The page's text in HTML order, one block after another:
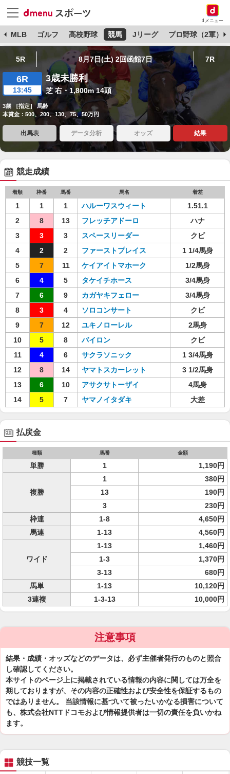
dメニュー
MLB ゴルフ 高校野球 競馬 Jリーグ プロ野球（2軍）
5R 8月7日(土) 2回函館7日 7R
6R
13:45
3歳未勝利
芝 右・1,800m 14頭
3歳 ［指定］ 馬齢
本賞金：500、200、130、75、50万円
出馬表 データ分析 オッズ 結果
競走成績
着順 枠番 馬番 馬名 着差
1 1 1 ハルーワスウィート
1.51.1
2
8 13 フレッチアドーロ
ハナ
3
3 3 スペースリーダー
クビ
4
2 2 ファーストプレイス
1 1/4馬身
5
7 11 ケイアイトマホーク
1/2馬身
6
4 5 タケイチホース
3/4馬身
7
6 9 カガヤキフェロー
3/4馬身
8
3 4 ソロコンサート
クビ
9
7 12 ユキノローレル
2馬身
10
5 8 バイロン
クビ
11
4 6 サクラソニック
1 3/4馬身
12
8 14 ヤマトスカーレット
3 1/2馬身
13
6 10 アサクサトーザイ
4馬身
14
5 7 ヤマノイタダキ 大差
払戻金
種類 馬番 金額
単勝 1 1,190円
複勝
1
380円
13
190円
3
230円
枠連
1-8
4,650円
馬連
1-13 4,560円
ワイド
1-13
1,460円
1-3
1,370円
3-13
680円
馬単
1-13
10,120円
3連複
1-3-13 10,000円
注意事項
結果・成績・オッズなどのデータは、必ず主催者発行のものと照合
し確認してください。
本サイトのページ上に掲載されている情報の内容に関しては万全を
期しておりますが、その内容の正確性および安全性を保証するもの
ではありません。 当該情報に基づいて被ったいかなる損害について
も、株式会社NTTドコモおよび情報提供者は一切の責任を負いかね
ます。
競技一覧